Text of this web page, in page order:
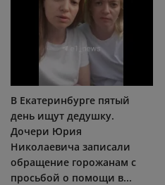
В Екатеринбурге пятый
день ищут дедушку.
Дочери Юрия
Николаевича записали
обращение горожанам с
просьбой о помощи в...